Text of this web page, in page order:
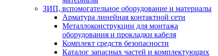
ЗИП, вспомогательное оборудование и материалы
Арматура линейная контактной сети
Металлоконструкции для монтажа
оборудования и прокладки кабеля
Комплект средств безопасности
Каталог запасных частей и комплектующих